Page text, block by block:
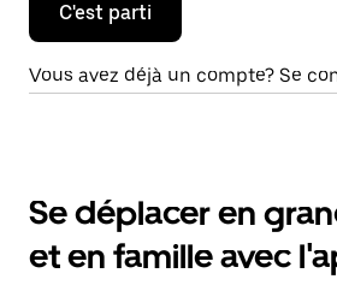
C'est parti
Vous avez déjà un compte? Se
Se déplacer en
et en famille avec